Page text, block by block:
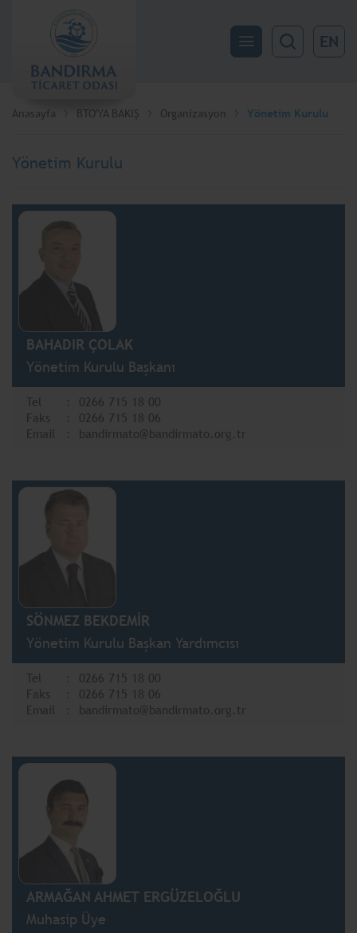
EN
Anasayfa BTO'YA BAKIŞ Organizasyon Yönetim Kurulu
Yönetim Kurulu
BAHADIR ÇOLAK
Yönetim Kurulu Başkanı
Tel
0266 715 18 00
Faks
0266 715 18 06
Email
bandirmato@bandirmato.org.tr
SÖNMEZ BEKDEMİR
Yönetim Kurulu Başkan Yardımcısı
Tel
0266 715 18 00
Faks
0266 715 18 06
Email
bandirmato@bandirmato.org.tr
ARMAĞAN AHMET ERGÜZELOĞLU
Muhasip Üye